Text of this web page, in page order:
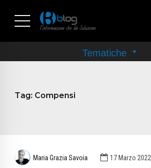
Tag: Compensi
Maria Grazia Savoia 17 Marzo 2022